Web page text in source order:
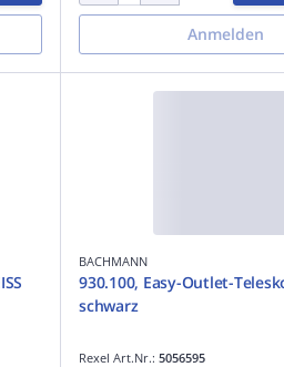
Anmelden
BACHMANN
930.100, Easy-Outlet-
schwarz
Rexel Art.Nr.: 5056595